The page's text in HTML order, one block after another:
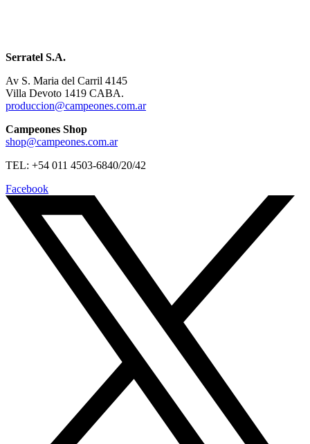
Serratel S.A.
Av S. Maria del Carril 4145
Villa Devoto 1419 CABA.
produccion@campeones.com.ar
Campeones Shop
shop@campeones.com.ar
TEL: +54 011 4503-6840/20/42
Facebook